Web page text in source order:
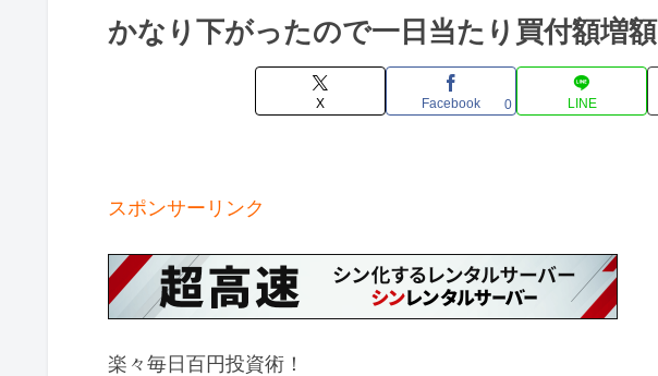
かなり下がったので一日当たり買付額増額
X Facebook 0 LINE
スポンサーリンク
楽々毎日百円投資術！